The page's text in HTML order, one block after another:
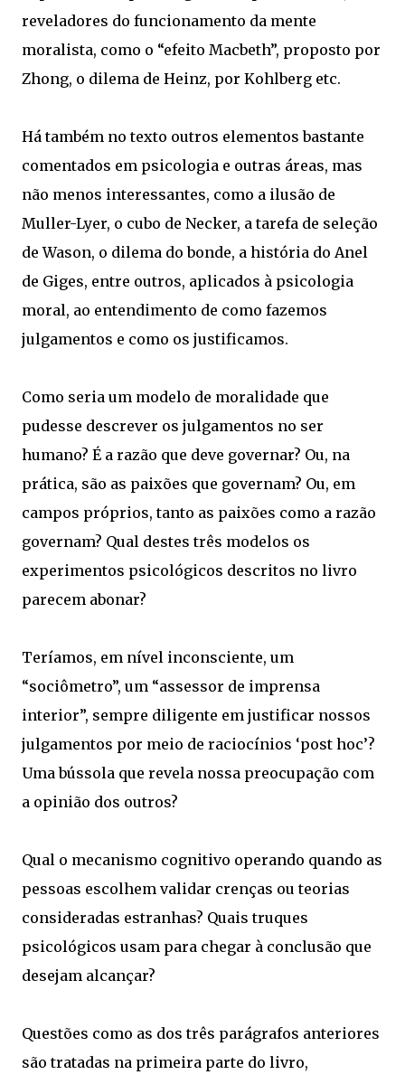
reveladores do funcionamento da mente
moralista, como o “efeito Macbeth”, proposto por
Zhong, o dilema de Heinz, por Kohlberg etc.
Há também no texto outros elementos bastante
comentados em psicologia e outras áreas, mas
não menos interessantes, como a ilusão de
Muller-Lyer, o cubo de Necker, a tarefa de seleção
de Wason, o dilema do bonde, a história do Anel
de Giges, entre outros, aplicados à psicologia
moral, ao entendimento de como fazemos
julgamentos e como os justificamos.
Como seria um modelo de moralidade que
pudesse descrever os julgamentos no ser
humano? É a razão que deve governar? Ou, na
prática, são as paixões que governam? Ou, em
campos próprios, tanto as paixões como a razão
governam? Qual destes três modelos os
experimentos psicológicos descritos no livro
parecem abonar?
Teríamos, em nível inconsciente, um
“sociômetro”, um “assessor de imprensa
interior”, sempre diligente em justificar nossos
julgamentos por meio de raciocínios ‘post hoc’?
Uma bússola que revela nossa preocupação com
a opinião dos outros?
Qual o mecanismo cognitivo operando quando as
pessoas escolhem validar crenças ou teorias
consideradas estranhas? Quais truques
psicológicos usam para chegar à conclusão que
desejam alcançar?
Questões como as dos três parágrafos anteriores
são tratadas na primeira parte do livro,